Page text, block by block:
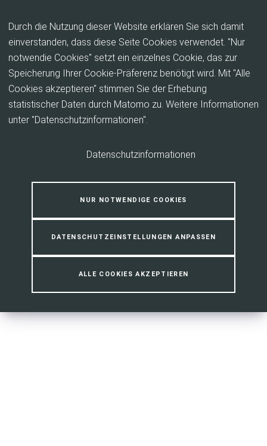
Durch die Nutzung dieser Website erklären Sie sich damit
einverstanden, dass diese Seite Cookies verwendet. "Nur
notwendie Cookies" setzt ein einzelnes Cookie, das zur
Speicherung Ihrer Cookie-Präferenz benötigt wird. Mit "Alle
Cookies akzeptieren" stimmen Sie der Erhebung
statistischer Daten durch Matomo zu. Weitere Informationen
unter "Datenschutzinformationen".
Datenschutzinformationen
NUR NOTWENDIGE COOKIES
DATENSCHUTZEINSTELLUNGEN ANPASSEN
ALLE COOKIES AKZEPTIEREN
Tag der Nachhaltigkeit 2023
Am Samstag, 23. September 2023, von 13 bis 18
Uhr fand der Tag der Nachhaltigkeit im Bürgerpark in
bot dort gemeinsam mit der Stadt Neustadt ein